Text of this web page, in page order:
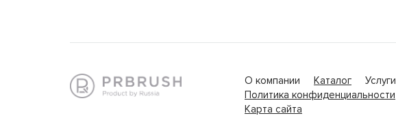
О компании Каталог Услуги
Политика конфиденциальности
Карта сайта